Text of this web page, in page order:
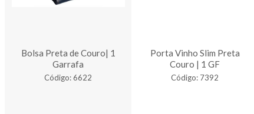
Bolsa Preta de Couro| 1
Garrafa
Código: 6622
Porta Vinho Slim Preta
Couro | 1 GF
Código: 7392